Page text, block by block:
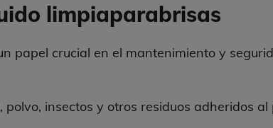
limpiaparabrisas
papel crucial en el mantenimiento y
polvo, insectos y otros residuos adheridos